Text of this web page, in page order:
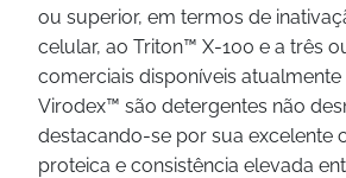
ou superior, em termos de
celular, ao Triton™ X-100 e a três
comerciais disponíveis atualmente
Virodex™ são detergentes não
destacando-se por sua excelente
proteica e consistência elevada